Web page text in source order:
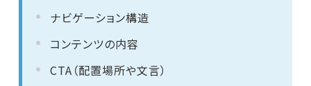
ナビゲーション構造
コンテンツの内容
CTA（配置場所や文言）